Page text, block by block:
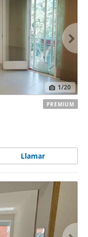
1/20
Llamar
PREMIUM